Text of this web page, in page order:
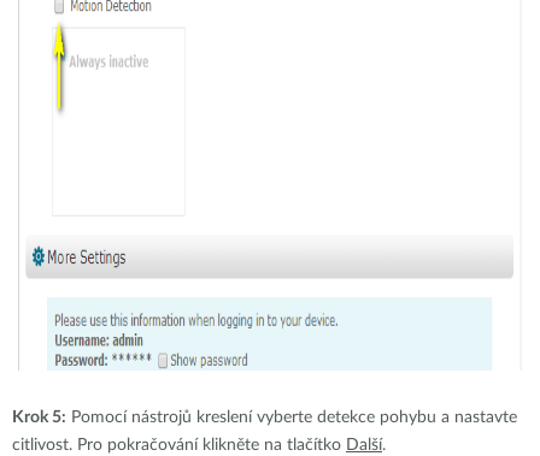
Krok 5: Pomocí nástrojů kreslení vyberte detekce pohybu a nastavte
citlivost. Pro pokračování klikněte na tlačítko Další.